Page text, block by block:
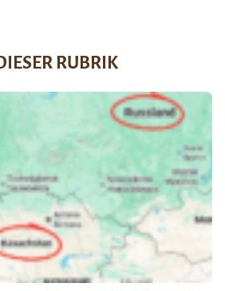
RUBRIK